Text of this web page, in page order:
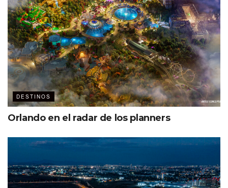
DESTINOS
Orlando en el radar de los planners